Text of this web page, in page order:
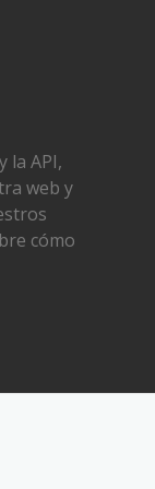
la API,
web y
cómo